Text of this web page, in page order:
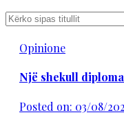
Opinione
Një shekull
Posted on: 03/08/